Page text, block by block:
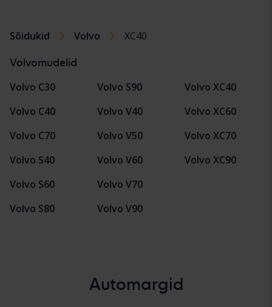
Sõidukid Volvo XC40
Volvomudelid
Volvo C30
Volvo C40
Volvo C70
Volvo S40
Volvo S60
Volvo S80
Volvo S90
Volvo V40
Volvo V50
Volvo V60
Volvo V70
Volvo V90
Volvo XC40
Volvo XC60
Volvo XC70
Volvo XC90
Automargid